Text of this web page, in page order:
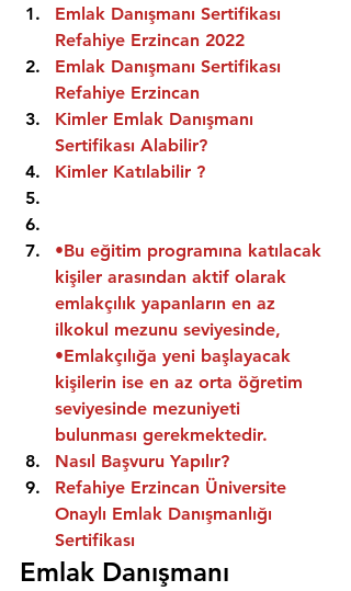
Emlak Danışmanı Sertifikası
Refahiye Erzincan 2022
Emlak Danışmanı Sertifikası
Refahiye Erzincan
Kimler Emlak Danışmanı
Sertifikası Alabilir?
Kimler Katılabilir ?
•Bu eğitim programına katılacak
kişiler arasından aktif olarak
emlakçılık yapanların en az
ilkokul mezunu seviyesinde,
•Emlakçılığa yeni başlayacak
kişilerin ise en az orta öğretim
seviyesinde mezuniyeti
bulunması gerekmektedir.
Nasıl Başvuru Yapılır?
Refahiye Erzincan Üniversite
Onaylı Emlak Danışmanlığı
Sertifikası
Emlak Danışmanı